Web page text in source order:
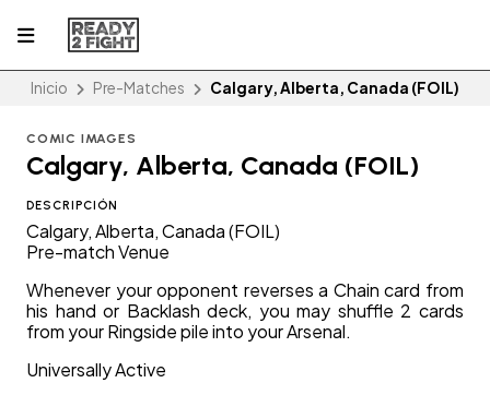
Inicio Pre-Matches Calgary, Alberta, Canada (FOIL)
COMIC IMAGES
Calgary, Alberta, Canada (FOIL)
DESCRIPCIÓN
Calgary, Alberta, Canada (FOIL)
Pre-match Venue
Whenever your opponent reverses a Chain card from
his hand or Backlash deck, you may shuffle 2 cards
from your Ringside pile into your Arsenal.
Universally Active